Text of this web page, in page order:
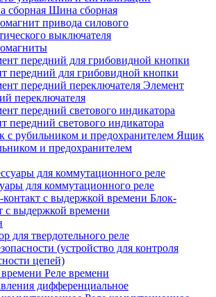
Шина сборная
привода силового
выключателя
передний для грибовидной кнопки
Элемент
переключателя
передний светового индикатора
Ящик
и предохранителем
для коммутационного реле
Блок-
с выдержкой времени
для твердотельного реле
(устройство для контроля
цепей)
Реле времени
дифференциальное